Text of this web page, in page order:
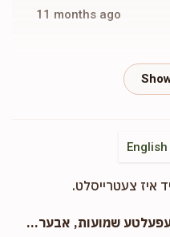
11 months ago
Yida Yoel
Yida
English
איז צעטרייסלט.
שמועות, אבער...